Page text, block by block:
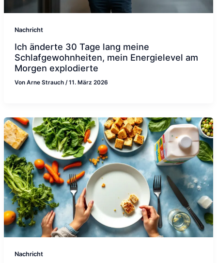
Nachricht
Ich änderte 30 Tage lang meine
Schlafgewohnheiten, mein Energielevel am
Morgen explodierte
Von Arne Strauch /11. März 2026
Nachricht